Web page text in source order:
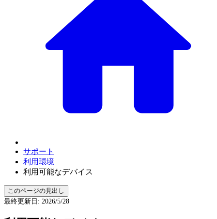
サポート
利用環境
利用可能なデバイス
このページの見出し
最終更新日: 2026/5/28